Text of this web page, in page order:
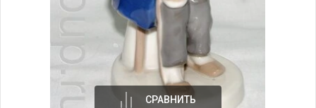
СРАВНИТЬ